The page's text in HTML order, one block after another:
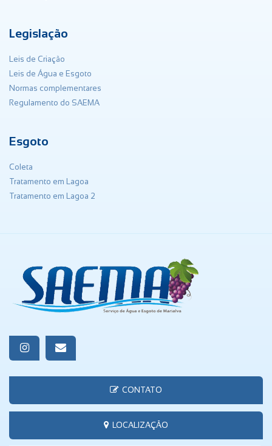
Legislação
Leis de Criação
Leis de Água e Esgoto
Normas complementares
Regulamento do SAEMA
Esgoto
Coleta
Tratamento em Lagoa
Tratamento em Lagoa 2
CONTATO
LOCALIZAÇÃO